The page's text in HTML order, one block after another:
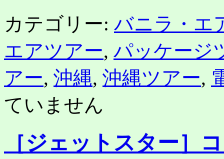
カテゴリー: バニラ・エ
エアツアー, パッケージ
アー, 沖縄, 沖縄ツアー,
ていません
［ジェットスター］